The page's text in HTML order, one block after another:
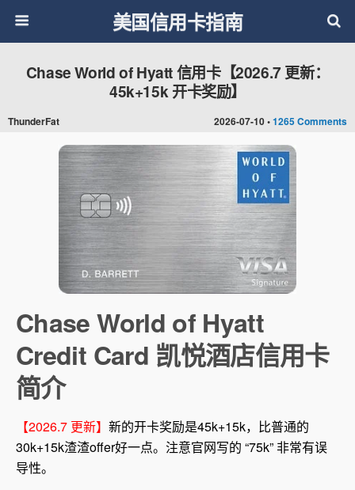
美国信用卡指南
2026-07-10 •1265 Comments
Chase World of Hyatt 信用卡【2026.7 更新：
45k+15k 开卡奖励】
ThunderFat
Chase World of Hyatt
Credit Card 凯悦酒店信用卡
简介
【2026.7 更新】 新的开卡奖励是45k+15k，比普通的
30k+15k渣渣offer好一点。注意官网写的 “75k” 非常有误
导性。